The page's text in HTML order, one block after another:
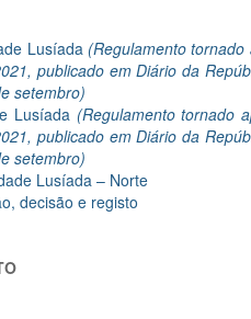
Lusíada (Regulamento
publicado em Diário da
setembro)
Lusíada (Regulamento tornado
publicado em Diário da
setembro)
Lusíada – Norte
decisão e registo